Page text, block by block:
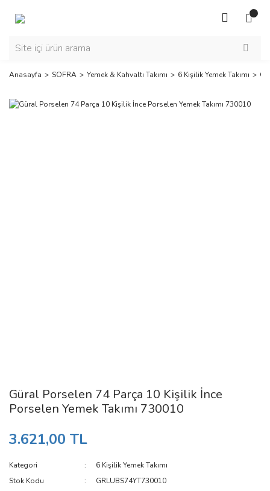
Anasayfa SOFRA Yemek & Kahvaltı Takımı 6 Kişilik Yemek Takımı
Güral Porselen 74 Parça 10 Kişilik İnce
Porselen Yemek Takımı 730010
3.621,00 TL
Kategori
6 Kişilik Yemek Takımı
Stok Kodu
GRLUBS74YT730010